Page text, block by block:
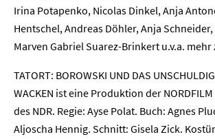
Irina Potapenko, Nicolas Dinkel, Anja
Hentschel, Andreas Döhler, Anja
Marven Gabriel Suarez-Brinkert u.v.a. mehr
TATORT: BOROWSKI UND DAS
WACKEN ist eine Produktion der
des NDR. Regie: Ayse Polat. Buch: Agnes
Aljoscha Hennig. Schnitt: Gisela Zick.
Home
Unternehmen